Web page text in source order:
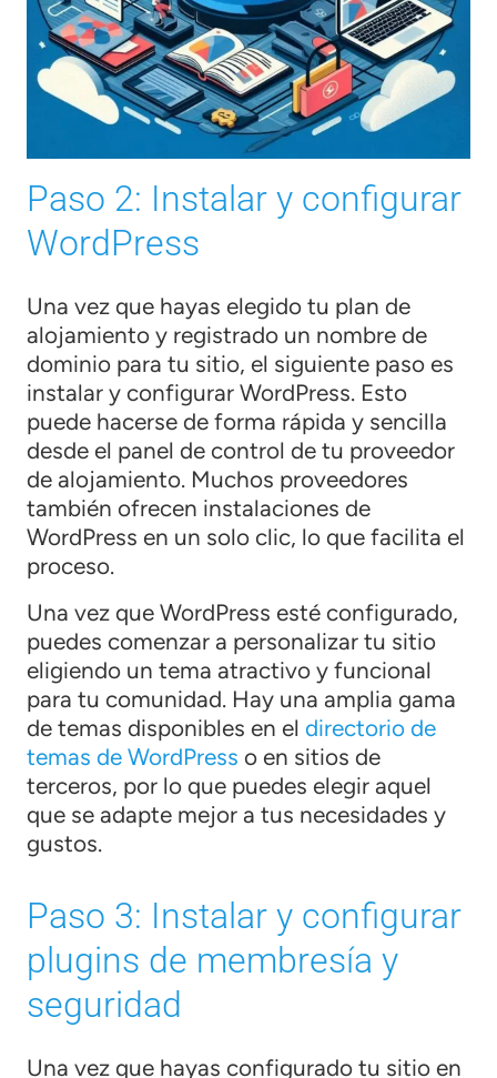
Paso 2: Instalar y configurar
WordPress
Una vez que hayas elegido tu plan de
alojamiento y registrado un nombre de
dominio para tu sitio, el siguiente paso es
instalar y configurar WordPress. Esto
puede hacerse de forma rápida y sencilla
desde el panel de control de tu proveedor
de alojamiento. Muchos proveedores
también ofrecen instalaciones de
WordPress en un solo clic, lo que facilita el
proceso.
Una vez que WordPress esté configurado,
puedes comenzar a personalizar tu sitio
eligiendo un tema atractivo y funcional
para tu comunidad. Hay una amplia gama
de temas disponibles en el directorio de
temas de WordPress o en sitios de
terceros, por lo que puedes elegir aquel
que se adapte mejor a tus necesidades y
gustos.
Paso 3: Instalar y configurar
plugins de membresía y
seguridad
Una vez que hayas configurado tu sitio en